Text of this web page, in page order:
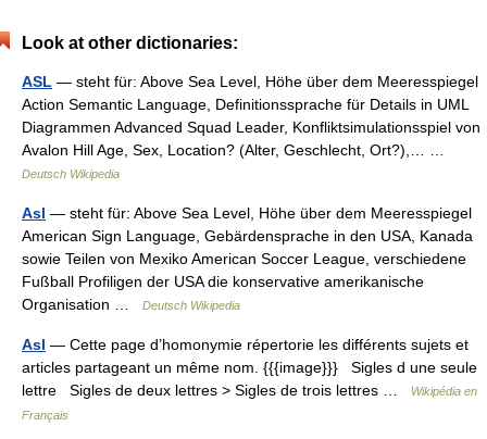
Look at other dictionaries:
ASL — steht für: Above Sea Level, Höhe über dem Meeresspiegel
Action Semantic Language, Definitionssprache für Details in UML
Diagrammen Advanced Squad Leader, Konfliktsimulationsspiel von
Avalon Hill Age, Sex, Location? (Alter, Geschlecht, Ort?),… …
Deutsch Wikipedia
Asl — steht für: Above Sea Level, Höhe über dem Meeresspiegel
American Sign Language, Gebärdensprache in den USA, Kanada
sowie Teilen von Mexiko American Soccer League, verschiedene
Fußball Profiligen der USA die konservative amerikanische
Organisation …
Deutsch Wikipedia
Asl — Cette page d’homonymie répertorie les différents sujets et
articles partageant un même nom. {{{image}}} Sigles d une seule
lettre Sigles de deux lettres > Sigles de trois lettres …
Wikipédia en
Français